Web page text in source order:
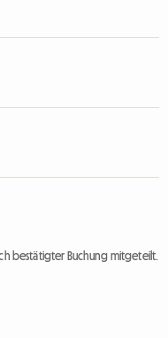
bestätigter Buchung mitgeteilt.